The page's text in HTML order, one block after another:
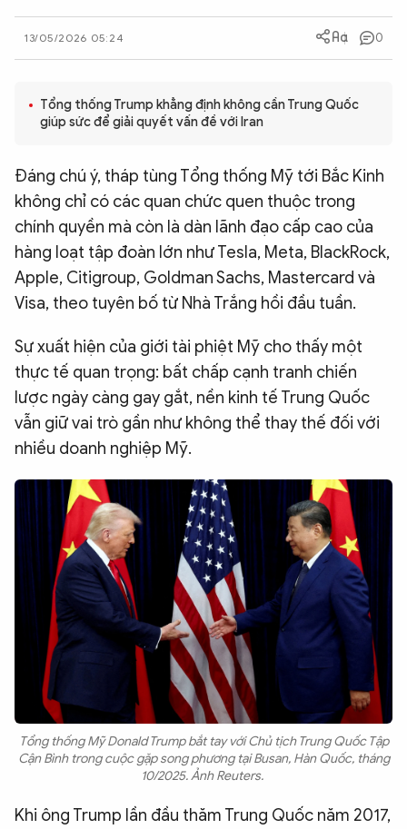
QUỐC TẾ
VĂN HÓA - THỂ THAO
ĐA PHƯƠNG TIỆN
eMagazine
Podcast
Video Ảnh
Infographic
Chuyên trangAn ninh thế giới Văn nghệ Công an
Chuyên đề
13/05/2026 05:24 0
Tổng thống Trump khẳng định không cần Trung Quốc
giúp sức để giải quyết vấn đề với Iran
Đáng chú ý, tháp tùng Tổng thống Mỹ tới Bắc Kinh
không chỉ có các quan chức quen thuộc trong
chính quyền mà còn là dàn lãnh đạo cấp cao của
hàng loạt tập đoàn lớn như Tesla, Meta, BlackRock,
Apple, Citigroup, Goldman Sachs, Mastercard và
Visa, theo tuyên bố từ Nhà Trắng hồi đầu tuần.
Sự xuất hiện của giới tài phiệt Mỹ cho thấy một
thực tế quan trọng: bất chấp cạnh tranh chiến
lược ngày càng gay gắt, nền kinh tế Trung Quốc
vẫn giữ vai trò gần như không thể thay thế đối với
nhiều doanh nghiệp Mỹ.
Tổng thống Mỹ Donald Trump bắt tay với Chủ tịch Trung Quốc Tập
Cận Bình trong cuộc gặp song phương tại Busan, Hàn Quốc, tháng
10/2025. Ảnh Reuters.
Khi ông Trump lần đầu thăm Trung Quốc năm 2017,